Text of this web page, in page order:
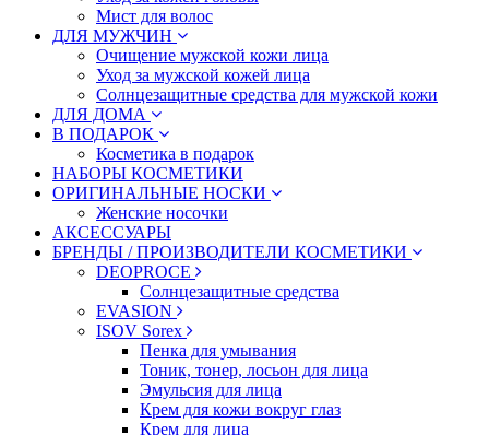
Мист для волос
ДЛЯ МУЖЧИН
Очищение мужской кожи лица
Уход за мужской кожей лица
Солнцезащитные средства для мужской кожи
ДЛЯ ДОМА
В ПОДАРОК
Косметика в подарок
НАБОРЫ КОСМЕТИКИ
ОРИГИНАЛЬНЫЕ НОСКИ
Женские носочки
АКСЕССУАРЫ
БРЕНДЫ / ПРОИЗВОДИТЕЛИ КОСМЕТИКИ
DEOPROCE
Солнцезащитные средства
EVASION
ISOV Sorex
Пенка для умывания
Тоник, тонер, лосьон для лица
Эмульсия для лица
Крем для кожи вокруг глаз
Крем для лица